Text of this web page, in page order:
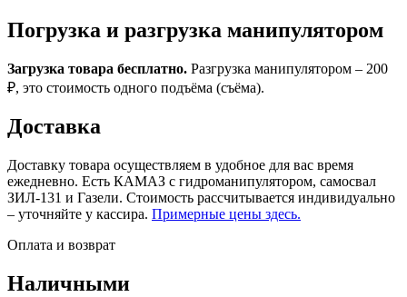
Погрузка и разгрузка манипулятором
Загрузка товара бесплатно. Разгрузка манипулятором – 200
₽, это стоимость одного подъёма (съёма).
Доставка
Доставку товара осуществляем в удобное для вас время
ежедневно. Есть КАМАЗ с гидроманипулятором, самосвал
ЗИЛ-131 и Газели. Стоимость рассчитывается индивидуально
– уточняйте у кассира. Примерные цены здесь.
Оплата и возврат
Наличными